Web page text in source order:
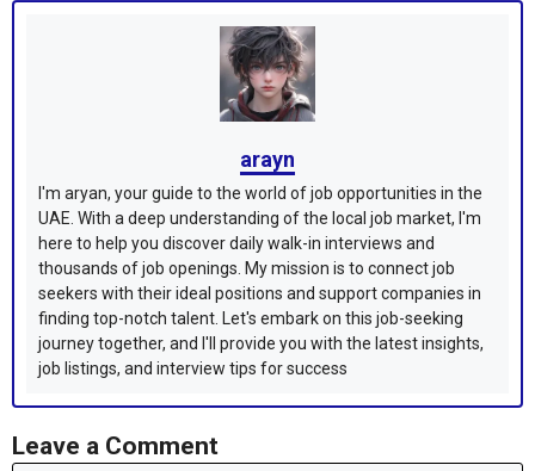
arayn
I'm aryan, your guide to the world of job opportunities in the
UAE. With a deep understanding of the local job market, I'm
here to help you discover daily walk-in interviews and
thousands of job openings. My mission is to connect job
seekers with their ideal positions and support companies in
finding top-notch talent. Let's embark on this job-seeking
journey together, and I'll provide you with the latest insights,
job listings, and interview tips for success
Leave a Comment